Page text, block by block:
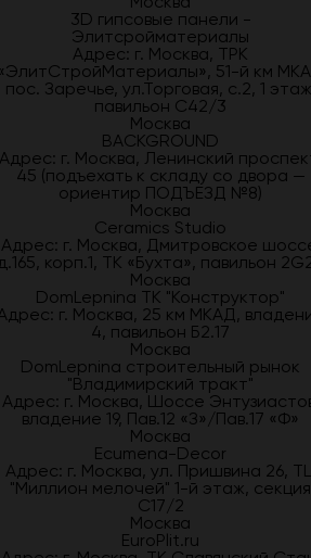
3D гипсовые панели -
Элитсройматериалы
Адрес: г. Москва, ТРК
51-й км
пос. Заречье, ул.Торговая, с.2, 1
павильон С42/3
Москва
BACKGROUND
Адрес: г. Москва, Ленинский
45 (подъехать к складу со двора —
ориентир ПОДЪЕЗД №8)
Москва
Ceramics Studio
Адрес: г. Москва, Дмитровское
корп.1, ТК «Бухта», павильон
Москва
DomLepnina ТК "Конструктор"
г. Москва, 25 км МКАД,
4, павильон Б2.17
Москва
DomLepnina строительный рынок
"Владимирский тракт"
Адрес: г. Москва, Шоссе
владение 19, Пав.12 «З»/Пав.17 «Ф»
Москва
Ecumena-Decor
Адрес: г. Москва, ул. Пришвина 26,
"Миллион мелочей" 1-й этаж, секция
С17/2
Москва
EuroPlit.ru